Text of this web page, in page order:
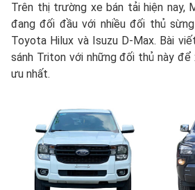
Trên thị trường xe bán tải hiện nay,
đang đối đầu với nhiều đối thủ
Toyota Hilux và Isuzu D-Max. Bài
sánh Triton với những đối thủ này
ưu nhất.